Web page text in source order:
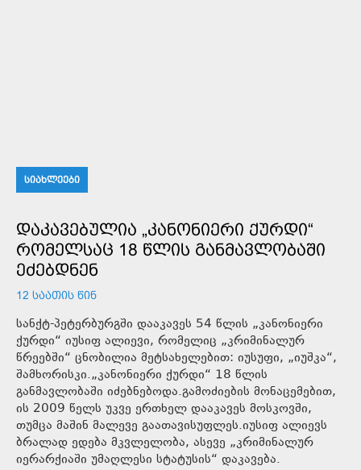
ᲡᲘᲐᲮᲚᲔᲔᲑᲘ
ᲓᲐᲙᲐᲕᲔᲑᲣᲚᲘᲐ „ᲙᲐᲜᲝᲜᲘᲔᲠᲘ ᲥᲣᲠᲓᲘ“
ᲠᲝᲛᲔᲚᲡᲐᲪ 18 ᲬᲚᲘᲡ ᲒᲐᲜᲛᲐᲕᲚᲝᲑᲐᲨᲘ
ᲔᲫᲔᲑᲓᲜᲔᲜ
12 ᲡᲐᲐᲗᲘᲡ ᲬᲘᲜ
სანქტ-პეტერბურგში დააკავეს 54 წლის „კანონიერი
ქურდი“ იუსიფ ალიევი, რომელიც „კრიმინალურ
წრეებში“ ცნობილია მეტსახელებით: იუსუფი, „იუშკა“,
შამხორისკი.„კანონიერი ქურდი“ 18 წლის
განმავლობაში იძებნებოდა.გამოძიების მონაცემებით,
ის 2009 წელს უკვე ერთხელ დააკავეს მოსკოვში,
თუმცა მაშინ მალევე გაათავისუფლეს.იუსიფ ალიევს
ბრალად ედება მკვლელობა, ასევე „კრიმინალურ
იერარქიაში უმაღლესი სტატუსის“ დაკავება.